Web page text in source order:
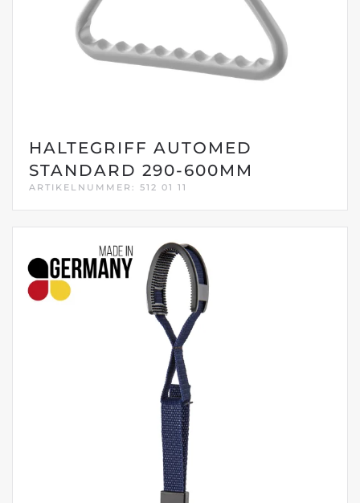
HALTEGRIFF AUTOMED
STANDARD 290-600MM
ARTIKELNUMMER: 512 01 11